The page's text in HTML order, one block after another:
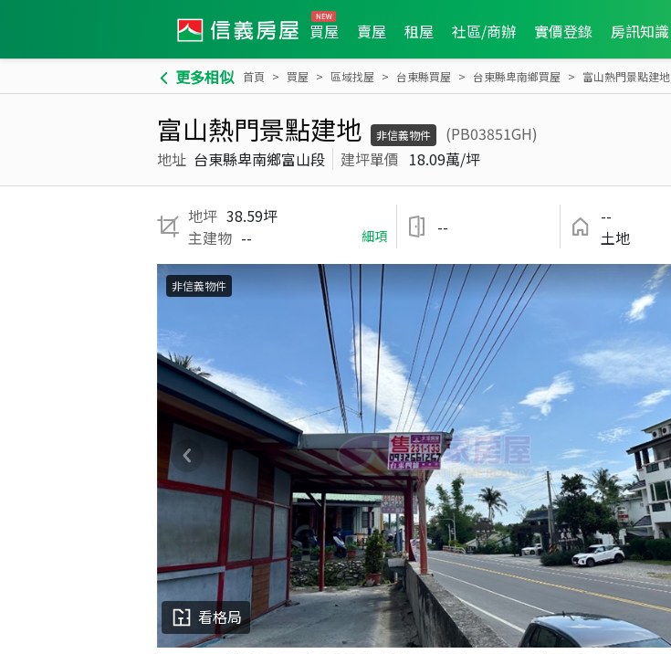
買屋 賣屋 租屋 社區/商辦 實價登錄 房訊知識
更多相似 首頁 買屋 區域找屋 台東縣買屋 台東縣卑南鄉買屋 富山熱門景點建地
富山熱門景點建地 非信義物件
(PB03851GH)
地址 台東縣卑南鄉富山段 建坪單價 18.09萬/坪
地坪 38.59坪
主建物 -- 細項 --
--
土地
看格局
非信義物件